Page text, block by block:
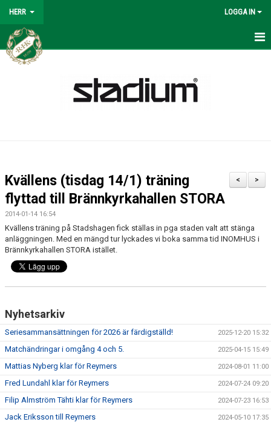
HERR LOGGA IN
HERR
TRUPPEN
BILDGALLERI
KONTAKT
>
<
Kvällens (tisdag 14/1) träning
flyttad till Brännkyrkahallen STORA
2014-01-14 16:54
Kvällens träning på Stadshagen fick ställas in pga staden valt att stänga
anläggningen. Med en mängd tur lyckades vi boka samma tid INOMHUS i
Brännkyrkahallen STORA istället.
Nyhetsarkiv
Seriesammansättningen för 2026 är färdigställd! 2025-12-20 15:32
Matchändringar i omgång 4 och 5. 2025-04-15 15:49
Mattias Nyberg klar för Reymers 2024-08-01 11:00
Fred Lundahl klar för Reymers 2024-07-24 09:20
Filip Almström Tähti klar för Reymers 2024-07-23 16:53
Jack Eriksson till Reymers 2024-05-10 17:35